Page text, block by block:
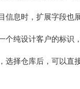
信息时，扩展字段也
个纯设计客户的标识
选择仓库后，可以直